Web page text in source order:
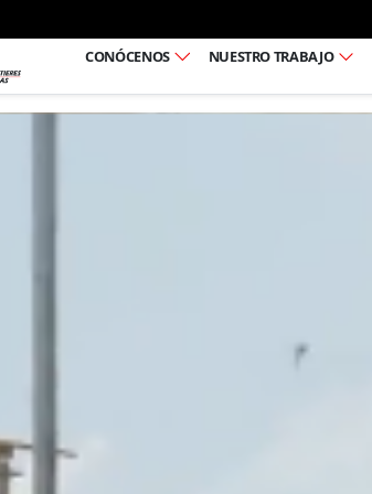
CONÓCENOS
NUESTRO TRABAJO